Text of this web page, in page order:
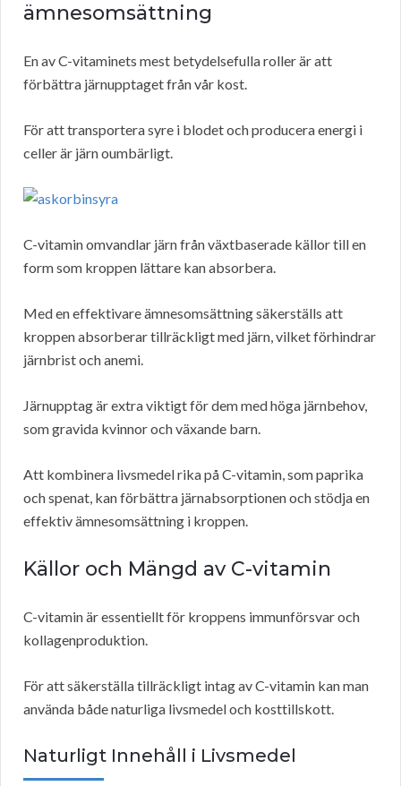
ämnesomsättning
En av C-vitaminets mest betydelsefulla roller är att
förbättra järnupptaget från vår kost.
För att transportera syre i blodet och producera energi i
celler är järn oumbärligt.
C-vitamin omvandlar järn från växtbaserade källor till en
form som kroppen lättare kan absorbera.
Med en effektivare ämnesomsättning säkerställs att
kroppen absorberar tillräckligt med järn, vilket förhindrar
järnbrist och anemi.
Järnupptag är extra viktigt för dem med höga järnbehov,
som gravida kvinnor och växande barn.
Att kombinera livsmedel rika på C-vitamin, som paprika
och spenat, kan förbättra järnabsorptionen och stödja en
effektiv ämnesomsättning i kroppen.
Källor och Mängd av C-vitamin
C-vitamin är essentiellt för kroppens immunförsvar och
kollagenproduktion.
För att säkerställa tillräckligt intag av C-vitamin kan man
använda både naturliga livsmedel och kosttillskott.
Naturligt Innehåll i Livsmedel